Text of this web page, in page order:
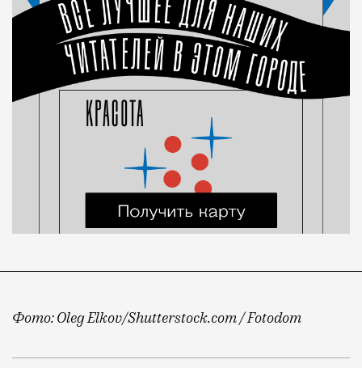
Фото: Oleg Elkov/Shutterstock.com / Fotodom
Многим кажется, что главная проблема